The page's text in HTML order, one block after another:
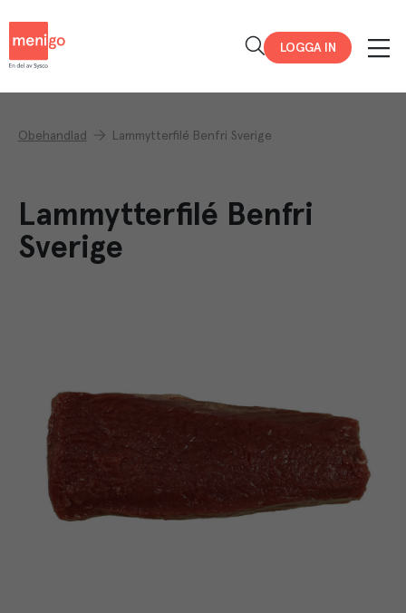
LOGGA IN
Obehandlad Lammytterfilé Benfri Sverige
Lammytterfilé Benfri
Sverige